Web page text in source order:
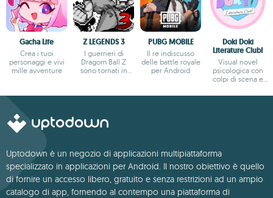
Gacha Life
Crea i tuoi
personaggi e vivi
mille avventure
Z LEGENDS 3
I guerrieri di
Dragom Ball Z
sono tornati in
PUBG MOBILE
Il re indiscusso
delle battle royale
per Android
Doki Doki
Literature Club!
Visual novel
psicologica con
colpi di scena e
Uptodown è un negozio di applicazioni multipiattaforma
specializzato in applicazioni per Android. Il nostro obiettivo è quello
di fornire un accesso libero, gratuito e senza restrizioni ad un ampio
catalogo di app, fornendo al contempo una piattaforma di